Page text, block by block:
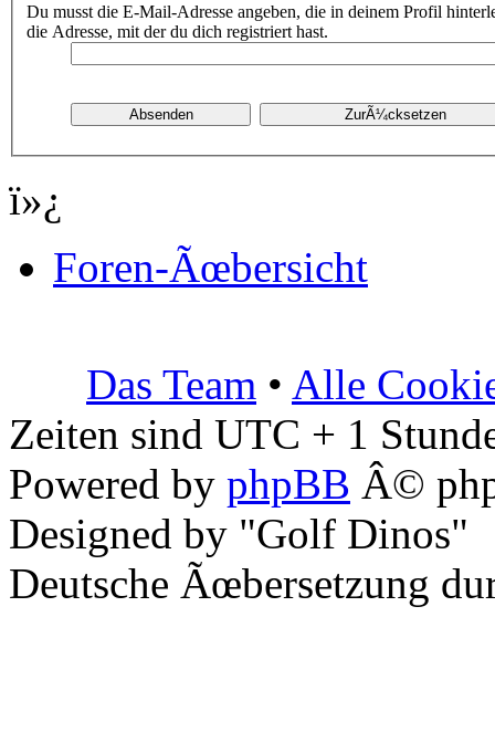
Du musst die E-Mail-Adresse angeben, die in deinem Profil
die Adresse, mit der du dich registriert hast.
ï»¿
Foren-Ãœbersicht
Das Team • Alle
Zeiten sind UTC + 1
Powered by phpBB Â©
Designed by "Golf Dinos"
Deutsche Ãœbersetzung